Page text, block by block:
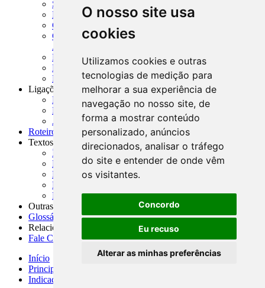
O nosso site usa
cookies
Utilizamos cookies e outras
tecnologias de medição para
melhorar a sua experiência de
navegação no nosso site, de
forma a mostrar conteúdo
personalizado, anúncios
direcionados, analisar o tráfego
do site e entender de onde vêm
os visitantes.
Concordo
Eu recuso
Alterar as minhas preferências
SISORF - Manual de Organização do SFN
MASUP - Manual de Supervisão Bancária
CADOC - Catálogo de Documentos
CNAE-CONCLA - Classificação Nacional de
Atividades Econômicas
PMF - Cartilhas do BCB
Manuais Auxiliares do BCB e Cosif-e
Resenhas Diárias Governamentais
Ligações Externas
Links Úteis
Presidência da República
Agências Nacionais Reguladoras
Roteiros para Estudos
Textos
Índice de Textos
Editorial
Monografias
Na Imprensa
Fórum de Discussão
Outras ferramentas
Glossário
Relacionamento
Fale Conosco
Início
Principais notícias
Indicadores